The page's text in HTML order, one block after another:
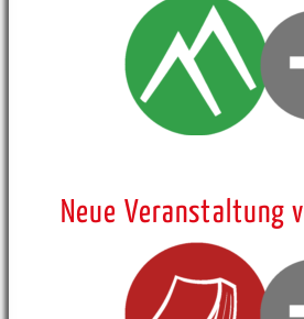
Neue Veranstaltung